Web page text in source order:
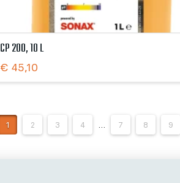
CP 200, 10 L
€ 45,10
1 2 3 4 7 8 9